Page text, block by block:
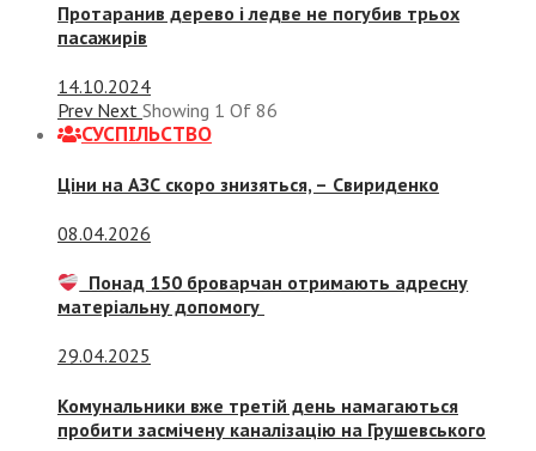
Протаранив дерево і ледве не погубив трьох
пасажирів
14.10.2024
Prev Next Showing 1 Of 86
СУСПIЛЬСТВО
Ціни на АЗС скоро знизяться, – Свириденко
08.04.2026
Понад 150 броварчан отримають адресну
матеріальну допомогу
29.04.2025
Комунальники вже третій день намагаються
пробити засмічену каналізацію на Грушевського